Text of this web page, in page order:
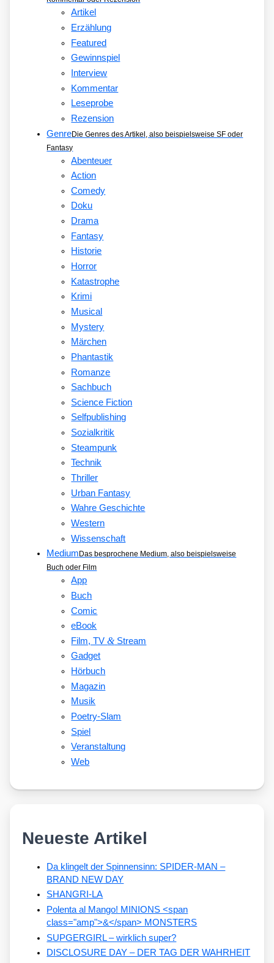
Artikel
Erzählung
Featured
Gewinnspiel
Interview
Kommentar
Leseprobe
Rezension
GenreDie Genres des Artikel, also beispielsweise SF oder
Fantasy
Abenteuer
Action
Comedy
Doku
Drama
Fantasy
Historie
Horror
Katastrophe
Krimi
Musical
Mystery
Märchen
Phantastik
Romanze
Sachbuch
Science Fiction
Selfpublishing
Sozialkritik
Steampunk
Technik
Thriller
Urban Fantasy
Wahre Geschichte
Western
Wissenschaft
Medium Das besprochene Medium, also beispielsweise
Buch oder Film
App
Buch
Comic
eBook
Film, TV&Stream
Gadget
Hörbuch
Magazin
Musik
Poetry-Slam
Spiel
Veranstaltung
Web
Neueste Artikel
Da klingelt der Spinnensinn: SPIDER-MAN –
BRAND NEW DAY
SHANGRI-LA
Polenta al Mango! MINIONS <span
class="amp">&</span> MONSTERS
SUPGERGIRL – wirklich super?
DISCLOSURE DAY – DER TAG DER WAHRHEIT